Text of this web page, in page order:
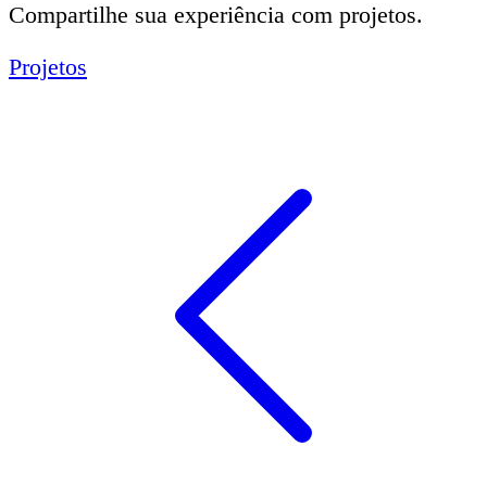
Compartilhe sua experiência com projetos.
Projetos